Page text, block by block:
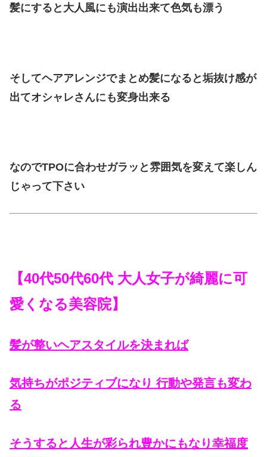
髪にすると大人風にも演出出来て色気も漂う
そしてヘアアレンジでまとめ髪になると垢抜け感が
出てオシャレさんにも変身出来る
なのでTPOに合わせガラッと雰囲気を変えて楽しん
じゃって下さい
【40代50代60代 大人女子が綺麗に可
愛くなる美容院】
髪が整いヘアスタイルを決まれば
気持ちがポジティブになり 行動や発言も変わ
る
そうすると人生が彩られ豊かにもなり幸福度